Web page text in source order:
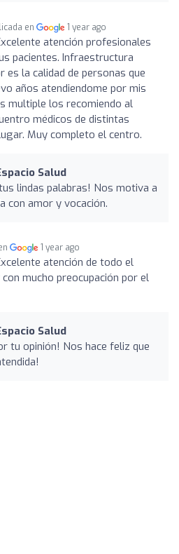
en 1 year ago
atención profesionales
pacientes. Infraestructura
la calidad de personas que
años atendiendome por mis
multiple los recomiendo al
médicos de distintas
Muy completo el centro.
Salud
lindas palabras! Nos motiva a
con amor y vocación.
1 year ago
atención de todo el
mucho preocupación por el
Salud
tu opinión! Nos hace feliz que